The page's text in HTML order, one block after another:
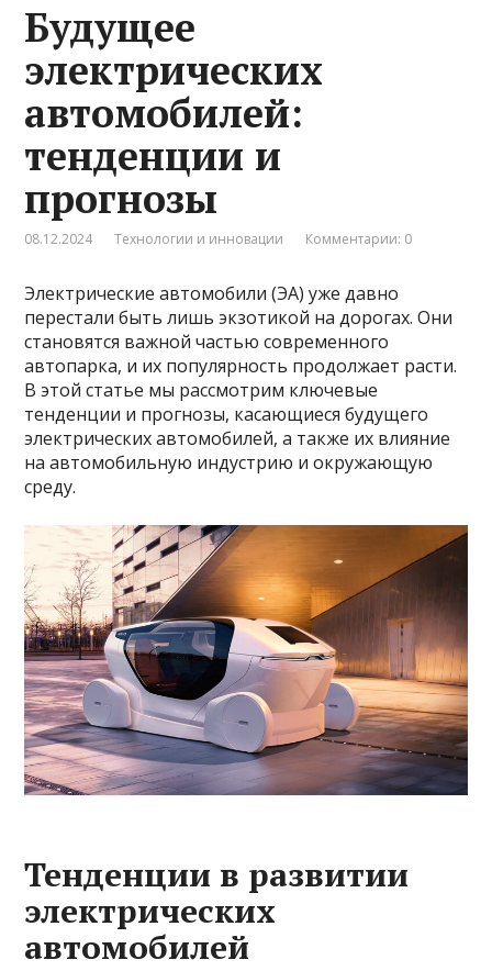
Будущее
электрических
автомобилей:
тенденции и
прогнозы
08.12.2024 Технологии и инновации Комментарии: 0
Электрические автомобили (ЭА) уже давно
перестали быть лишь экзотикой на дорогах. Они
становятся важной частью современного
автопарка, и их популярность продолжает расти.
В этой статье мы рассмотрим ключевые
тенденции и прогнозы, касающиеся будущего
электрических автомобилей, а также их влияние
на автомобильную индустрию и окружающую
среду.
Тенденции в развитии
электрических
автомобилей